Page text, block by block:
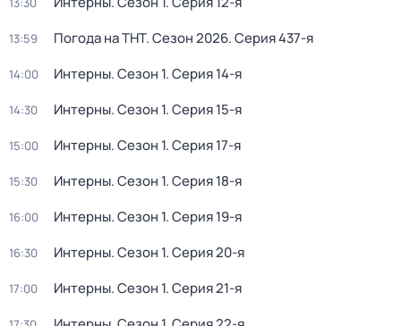
13:59 Погода на ТНТ. Сезон 2026. Серия 437-я
14:00 Интерны. Сезон 1. Серия 14-я
14:30 Интерны. Сезон 1. Серия 15-я
15:00 Интерны. Сезон 1. Серия 17-я
15:30 Интерны. Сезон 1. Серия 18-я
16:00 Интерны. Сезон 1. Серия 19-я
16:30 Интерны. Сезон 1. Серия 20-я
17:00 Интерны. Сезон 1. Серия 21-я